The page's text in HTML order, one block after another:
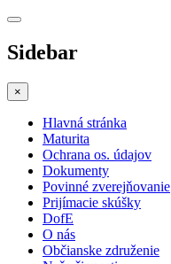
Sidebar
×
Hlavná stránka
Maturita
Ochrana os. údajov
Dokumenty
Povinné zverejňovanie
Prijímacie skúšky
DofE
O nás
Občianske združenie